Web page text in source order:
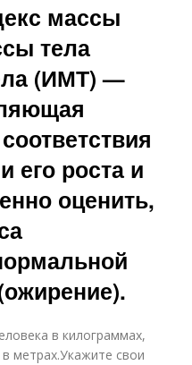
массы
тела
(ИМТ) —
его роста и
оценить,
в килограммах,
метрах.Укажите свои